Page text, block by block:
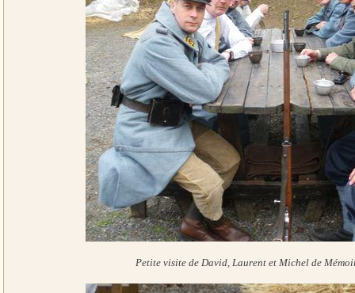
Petite visite de David, Laurent et Michel de